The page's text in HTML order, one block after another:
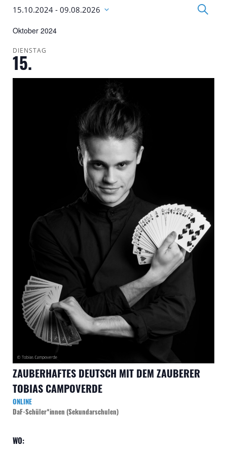
Suche
Suche
15.10.2024 - 09.08.2026
wählen.
Oktober 2024
DIENSTAG
15.
ZAUBERHAFTES DEUTSCH MIT DEM ZAUBERER
TOBIAS CAMPOVERDE
DaF-Schüler*innen (Sekundarschulen)
ONLINE
WO: